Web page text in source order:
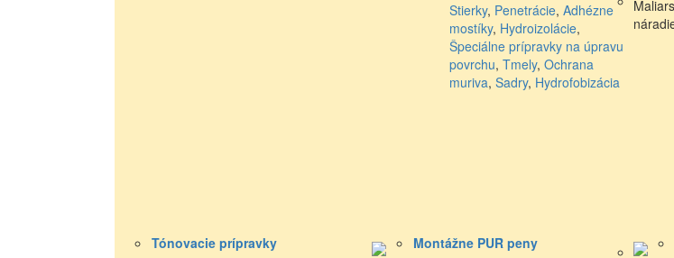
Stierky, Penetrácie, Adhézne
mostíky, Hydroizolácie,
Špeciálne prípravky na úpravu
povrchu, Tmely, Ochrana
muriva, Sadry, Hydrofobizácia
Tónovacie prípravky
Montážne PUR peny